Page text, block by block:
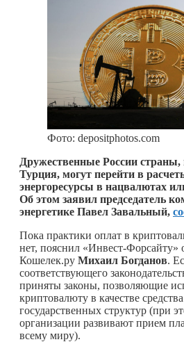
Фото: depositphotos.com
Дружественные России
Турция, могут перейти в
энергоресурсы в нацвалютах
Об этом заявил председатель
энергетике Павел Завальный,
Пока практики оплат в
нет, пояснил «Инвест-Форсайту»
Кошелек.ру Михаил Богданов.
соответствующего
приняты законы, позволяющие
криптовалюту в качестве
государственных структур (при
организации развивают прием
всему миру).